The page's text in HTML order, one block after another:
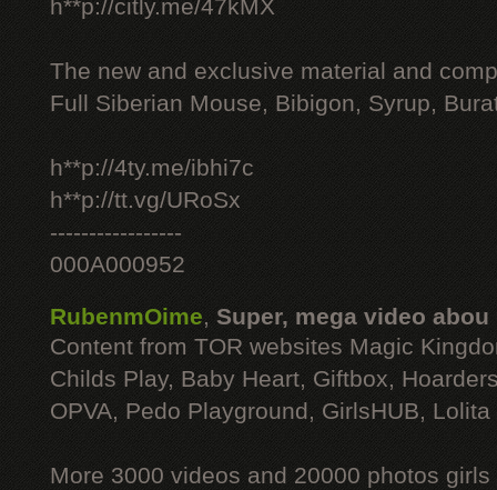
h**p://citly.me/47kMX
The new and exclusive material and
Full Siberian Mouse, Bibigon, Syrup,
h**p://4ty.me/ibhi7c
h**p://tt.vg/URoSx
-----------------
000A000952
RubenmOime, Super, mega video abou
Content from TOR websites Magic
Childs Play, Baby Heart, Giftbox,
OPVA, Pedo Playground, GirlsHUB, Lolita
More 3000 videos and 20000 photos